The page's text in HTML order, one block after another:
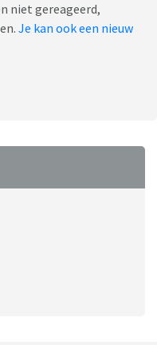
niet gereageerd,
Je kan ook een nieuw